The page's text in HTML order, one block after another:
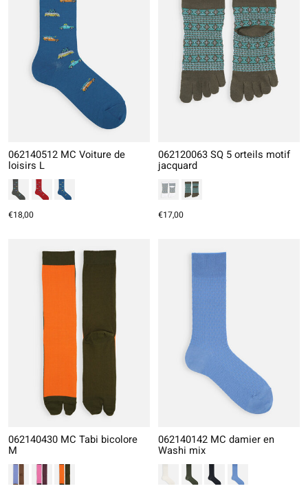
062140512 MC Voiture de
loisirs L
€18,00
062120063 SQ 5 orteils motif
jacquard
€17,00
062140430 MC Tabi bicolore
M
062140142 MC damier en
Washi mix